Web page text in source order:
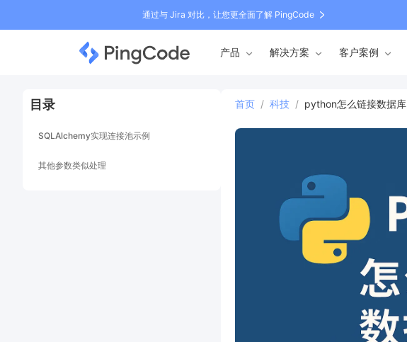
通过与 Jira 对比，让您更全面了解 PingCode
产品 解决方案 客户案例
目录
SQLAlchemy实现连接池示例
其他参数类似处理
首页 / 科技 / python怎么链接数据库